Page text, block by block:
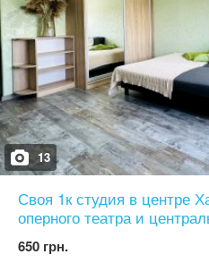
13
Своя 1к студия в центре
оперного театра и
650 грн.